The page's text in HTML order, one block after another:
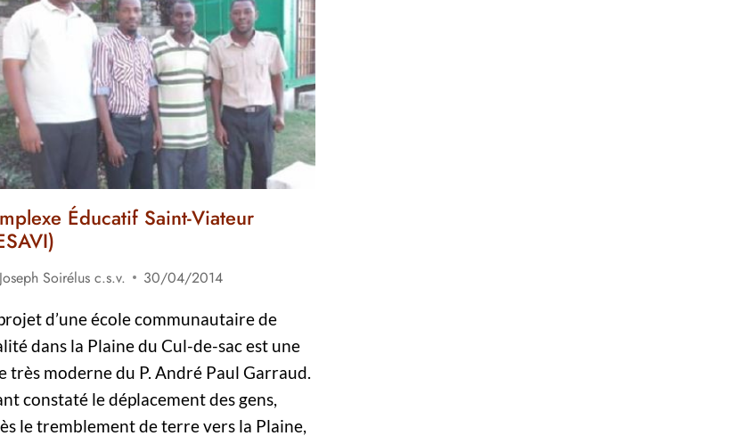
COMBIEN
SEIGNEUR
EST
BON »
Éducatif Saint-Viateur
Joseph Soirélus c.s.v.
30/04/2014
d’une école communautaire de
dans la Plaine du Cul-de-sac est une
très moderne du P. André Paul Garraud.
constaté le déplacement des gens,
le tremblement de terre vers la Plaine,